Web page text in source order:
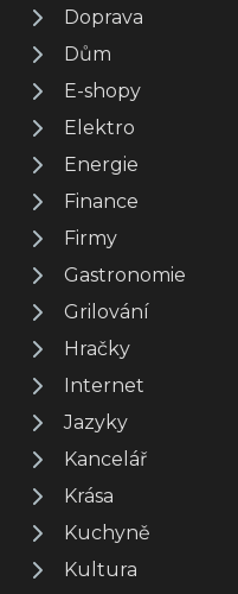
Doprava
Dům
E-shopy
Elektro
Energie
Finance
Firmy
Gastronomie
Grilování
Hračky
Internet
Jazyky
Kancelář
Krása
Kuchyně
Kultura